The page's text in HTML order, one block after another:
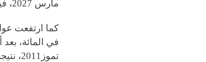
مارس 2027، فيما يبلغ سعر الفائدة على الودائع حالياً 2 في المائة.